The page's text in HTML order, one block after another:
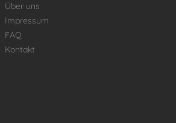
Über uns
Impressum
FAQ
Kontakt